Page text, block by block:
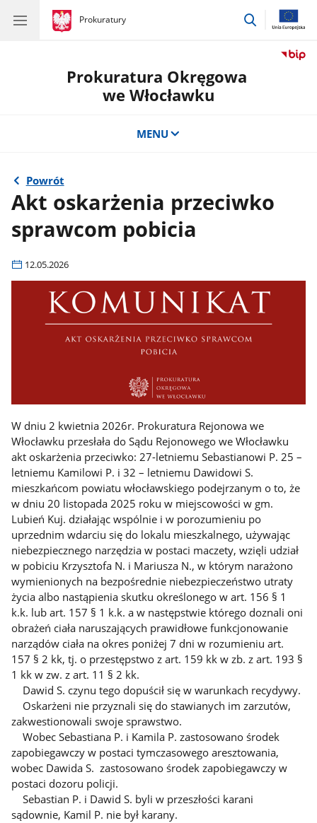
gov.pl
Prokuratury
gov.pl
Prokuratury
przejdź
Prokuratura Okręgowa
we Włocławku
MENU
Powrót
Akt oskarżenia przeciwko
sprawcom pobicia
12.05.2026
W dniu 2 kwietnia 2026r. Prokuratura Rejonowa we
Włocławku przesłała do Sądu Rejonowego we Włocławku
akt oskarżenia przeciwko: 27-letniemu Sebastianowi P. 25 –
letniemu Kamilowi P. i 32 – letniemu Dawidowi S.
mieszkańcom powiatu włocławskiego podejrzanym o to, że
w dniu 20 listopada 2025 roku w miejscowości w gm.
Lubień Kuj. działając wspólnie i w porozumieniu po
uprzednim wdarciu się do lokalu mieszkalnego, używając
niebezpiecznego narzędzia w postaci maczety, wzięli udział
w pobiciu Krzysztofa N. i Mariusza N., w którym narażono
wymienionych na bezpośrednie niebezpieczeństwo utraty
życia albo nastąpienia skutku określonego w art. 156 § 1
k.k. lub art. 157 § 1 k.k. a w następstwie którego doznali oni
obrażeń ciała naruszających prawidłowe funkcjonowanie
narządów ciała na okres poniżej 7 dni w rozumieniu art.
157 § 2 kk, tj. o przestępstwo z art. 159 kk w zb. z art. 193 §
1 kk w zw. z art. 11 § 2 kk.
Dawid S. czynu tego dopuścił się w warunkach recydywy.
Oskarżeni nie przyznali się do stawianych im zarzutów,
zakwestionowali swoje sprawstwo.
Wobec Sebastiana P. i Kamila P. zastosowano środek
zapobiegawczy w postaci tymczasowego aresztowania,
wobec Dawida S. zastosowano środek zapobiegawczy w
postaci dozoru policji.
Sebastian P. i Dawid S. byli w przeszłości karani
sądownie, Kamil P. nie był karany.